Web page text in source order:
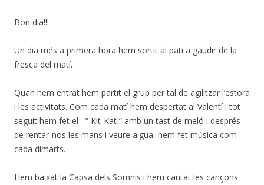
Bon dia!!!
Un dia més a primera hora hem sortit al pati a gaudir de la
fresca del matí.
Quan hem entrat hem partit el grup per tal de agilitzar l’estora
i les activitats. Com cada matí hem despertat al Valentí i tot
seguit hem fet el ” Kit-Kat ” amb un tast de meló i després
de rentar-nos les mans i veure aigua, hem fet música com
cada dimarts.
Hem baixat la Capsa dels Somnis i hem cantat les cançons